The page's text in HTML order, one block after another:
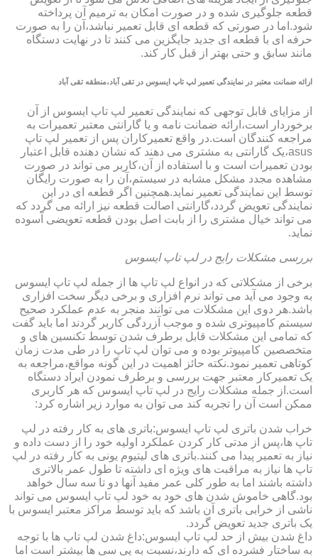
قطعه جلوگیری شده و در صورت امکان به ترمیم آن پرداخته
شود.اما در صورتی که قطعه ای قابل تعمیر نباشد،آن را به صورت
حرفه ای با قطعه ای جدید جایگزین می کنند تا در نهایت دستگاه
مانند سابق و حتی بهتر از قبل کار کند.
ارائه ضمانت معتبر در نمایندگی تعمیر لپ تاپ ایسوس در تقی آباد،منطقه تقی آباد
از مزایای قابل توجهی که نمایندگی تعمیر لپ تاپ ایسوس از آن
برخوردار است،ارائه ضمانت نامه و یا گارانتی معتبر تعمیرات به
مراجعه کنندگان است.در واقع تعمیرکاران پس از تعمیر لپ تاپ
asus،یک گارانتی به مشتری می دهند که نشان دهنده قابل اعتبار
بودن تعمیرات است و با استفاده از آن،کاربر می تواند در صورت
مشاهده مجدد مشکل مشابه در سیستم،آن را به صورت رایگان
توسط این نمایندگی تعمیر نماید.همچنین اگر قطعه ای در این
نمایندگی تعویض گردد،گارانتی اصالت قطعه نیز ارائه می گردد که
می تواند خیال مشتری را از بابت اصل بودن قطعه تعویضی آسوده
نماید.
بررسی مشکلات رایج در لپ تاپ ایسوس
برخی از مشکلاتی که در انواع لپ تاپ ها از جمله لپ تاپ ایسوس
به وجود می آید می تواند نرم افزاری و برخی دیگر سخت افزاری
باشد.هر دوی این مشکلات می توانند منجر به عدم عملکرد صحیح
سیستم کامپیوتری شده و موجب آزردگی کاربر گردند اما باید گفت
که تمامی این مشکلات قابل برطرف شدن توسط تکنسین های و
متخصصین کامپیوتر بوده و می توان لپ تاپ را در طی مدت زمان
کوتاهی تعمیر نمود.نکته حائز اهمیت در این گونه مواقع،مراجعه به
یک تعمیرکار معتبر جهت بررسی و برطرف نمودن ایراد دستگاه
است.از جمله مشکلات رایج در لپ تاپ ایسوس که هر کاربری
ممکن است آن را تجربه کند می توان به موارد زیر اشاره کرد:
خراب شدن باتری لپ تاپ ایسوس:باتری های به کار رفته در لپ
تاپ ها،پس از مدتی کار کردن عملکرد اولیه خود را از دست داده و
نیاز به تعمیر پیدا می کنند.باتری های لیتیوم یونی به کار رفته در لپ
تاپ ها نیاز به مراقبت های ویژه ای داشته تا طول عمر بالاتری
داشته باشند اما به طور کلی عمر مفید آنها دو تا سه سال خواهد
بود.گاهی خاموش شدن های خود به خود لپ تاپ ایسوس می تواند
ناشی از خرابی باتری آن باشد که باید توسط مراکز معتبر ایسوس با
یک باتری جدید تعویض گردد.
داغ شدن بیش از حد لپ تاپ ایسوس:داغ شدن لپ تاپ ها با توجه
به ساختار فشرده ای که دارند،نسبت به پی سی ها بیشتر است اما